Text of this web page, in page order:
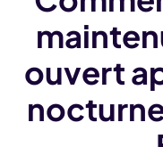
ouvert